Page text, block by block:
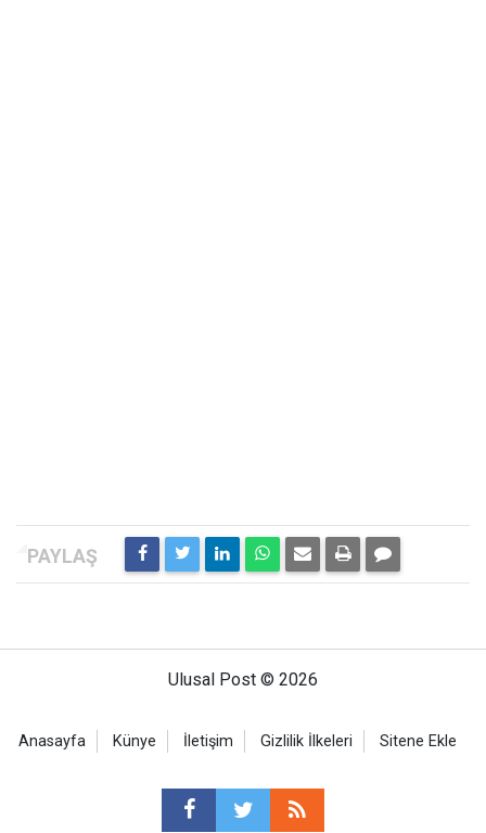
Ulusal Post © 2026
Anasayfa Künye İletişim Gizlilik İlkeleri Sitene Ekle